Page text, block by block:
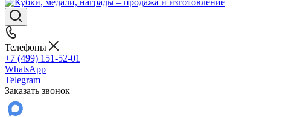
Телефоны
+7 (499) 151-52-01
WhatsApp
Telegram
Заказать звонок